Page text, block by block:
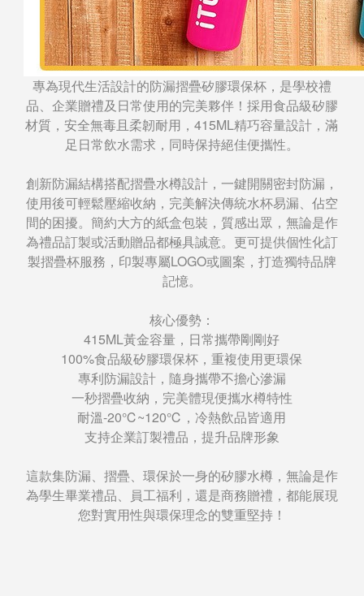
專為現代生活設計的防漏摺疊矽膠環保杯，是學校禮
品、企業贈禮及日常使用的完美夥伴！採用食品級矽膠
材質，安全無毒且柔韌耐用，415ML精巧容量設計，滿
足日常飲水需求，同時保持絕佳便攜性。
創新防漏結構搭配摺疊水樽設計，一鍵開關密封防漏，
使用後可輕鬆壓縮收納，完美解決傳統水杯易漏、佔空
間的困擾。簡約大方的紙盒包裝，質感出眾，無論是作
為禮品訂製或活動贈品都極具誠意。更可提供個性化訂
製摺疊杯服務，印製專屬LOGO或圖案，打造獨特品牌
記憶。
核心優勢：
415ML黃金容量，日常攜帶剛剛好
100%食品級矽膠環保杯，重複使用更環保
專利防漏設計，隨身攜帶不擔心滲漏
一秒摺疊收納，完美體現便攜水樽特性
耐溫-20℃~120℃，冷熱飲品皆適用
支持企業訂製禮品，提升品牌形象
這款集防漏、摺疊、環保於一身的矽膠水樽，無論是作
為學生畢業禮品、員工福利，還是商務贈禮，都能展現
您對實用性與環保理念的雙重堅持！